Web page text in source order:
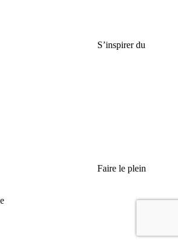
S’inspirer du
Faire le plein